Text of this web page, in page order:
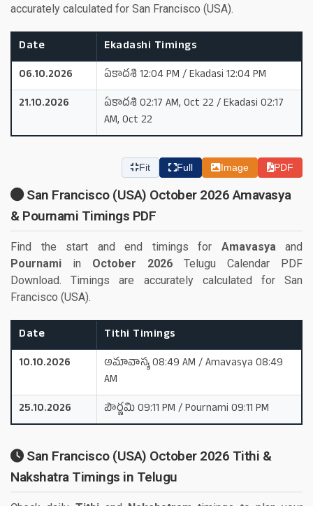
accurately calculated for San Francisco (USA).
Date
Ekadashi Timings
06.10.2026
ఏకాదశి 12:04 PM / Ekadasi 12:04 PM
21.10.2026
ఏకాదశి 02:17 AM, Oct 22 / Ekadasi 02:17
AM, Oct 22
Fit Full Image PDF
San Francisco (USA) October 2026 Amavasya
& Pournami Timings PDF
Find the start and end timings for Amavasyaand
Pournami in October 2026 Telugu Calendar PDF
Download. Timings are accurately calculated for San
Francisco (USA).
Date
Tithi Timings
10.10.2026
అమావాస్య 08:49 AM / Amavasya 08:49
AM
25.10.2026
పౌర్ణమి 09:11 PM / Pournami 09:11 PM
San Francisco (USA) October 2026 Tithi &
Nakshatra Timings in Telugu